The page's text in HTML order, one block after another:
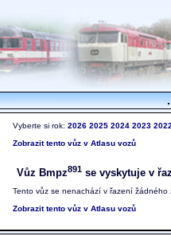
Vyberte si rok: 2026 2025 2024 2023
Zobrazit tento vůz v Atlasu vozů
Vůz Bmpz891 se vyskytuje v
Tento vůz se nenachází v řazení žádného
Zobrazit tento vůz v Atlasu vozů